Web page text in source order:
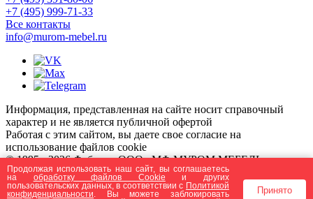
+7 (495) 999-71-33
Все контакты
info@murom-mebel.ru
Информация, представленная на сайте носит справочный
характер и не является публичной офертой
Работая с этим сайтом, вы даете свое согласие на
использование файлов cookie
© 1995 - 2026 Фабрика ООО «МФ МУРОМ МЕБЕЛЬ» -
производство и продажа мебели из массива дерева.
Создание и продвижение сайта - Бихайв Пользовательское
Продолжая использовать наш сайт, вы соглашаетесь
на обработку файлов Сookie и других
пользовательских данных, в соответствии с Политикой
конфиденциальности . Вы можете заблокировать
Принято